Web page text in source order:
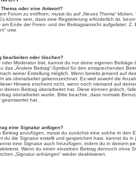
oder eine Antwort?
Forum zu eröffnen, musst du auf „Neues Thema“
könnte sein, dass eine Registrierung erforderlich ist,
Ende der Foren- und der Beitragsansicht aufgelistet. Z.
usw.
bearbeiten oder löschen?
oder Moderator bist, kannst du nur deine eigenen
das „Ändere Beitrag“-Symbol für den entsprechenden
seiner Erstellung möglich. Wenn bereits jemand auf
als überarbeitet gekennzeichnet. Es wird sowohl die
Hinweis erscheint nicht, wenn noch niemand auf
deinen Beitrag überarbeitet hat. Diese können jedoch,
überarbeitet wurde. Bitte beachte, dass normale
hat.
eine Signatur anfügen?
Beitrag anzufügen, musst du zunächst eine solche in den
du die Signatur erstellt und gespeichert hast, kannst du in
eine Signatur auch hinzufügen, indem du in deinem
Wenn du einen einzelnen Beitrag dennoch ohne
„Signatur anhängen“ wieder deaktivieren.